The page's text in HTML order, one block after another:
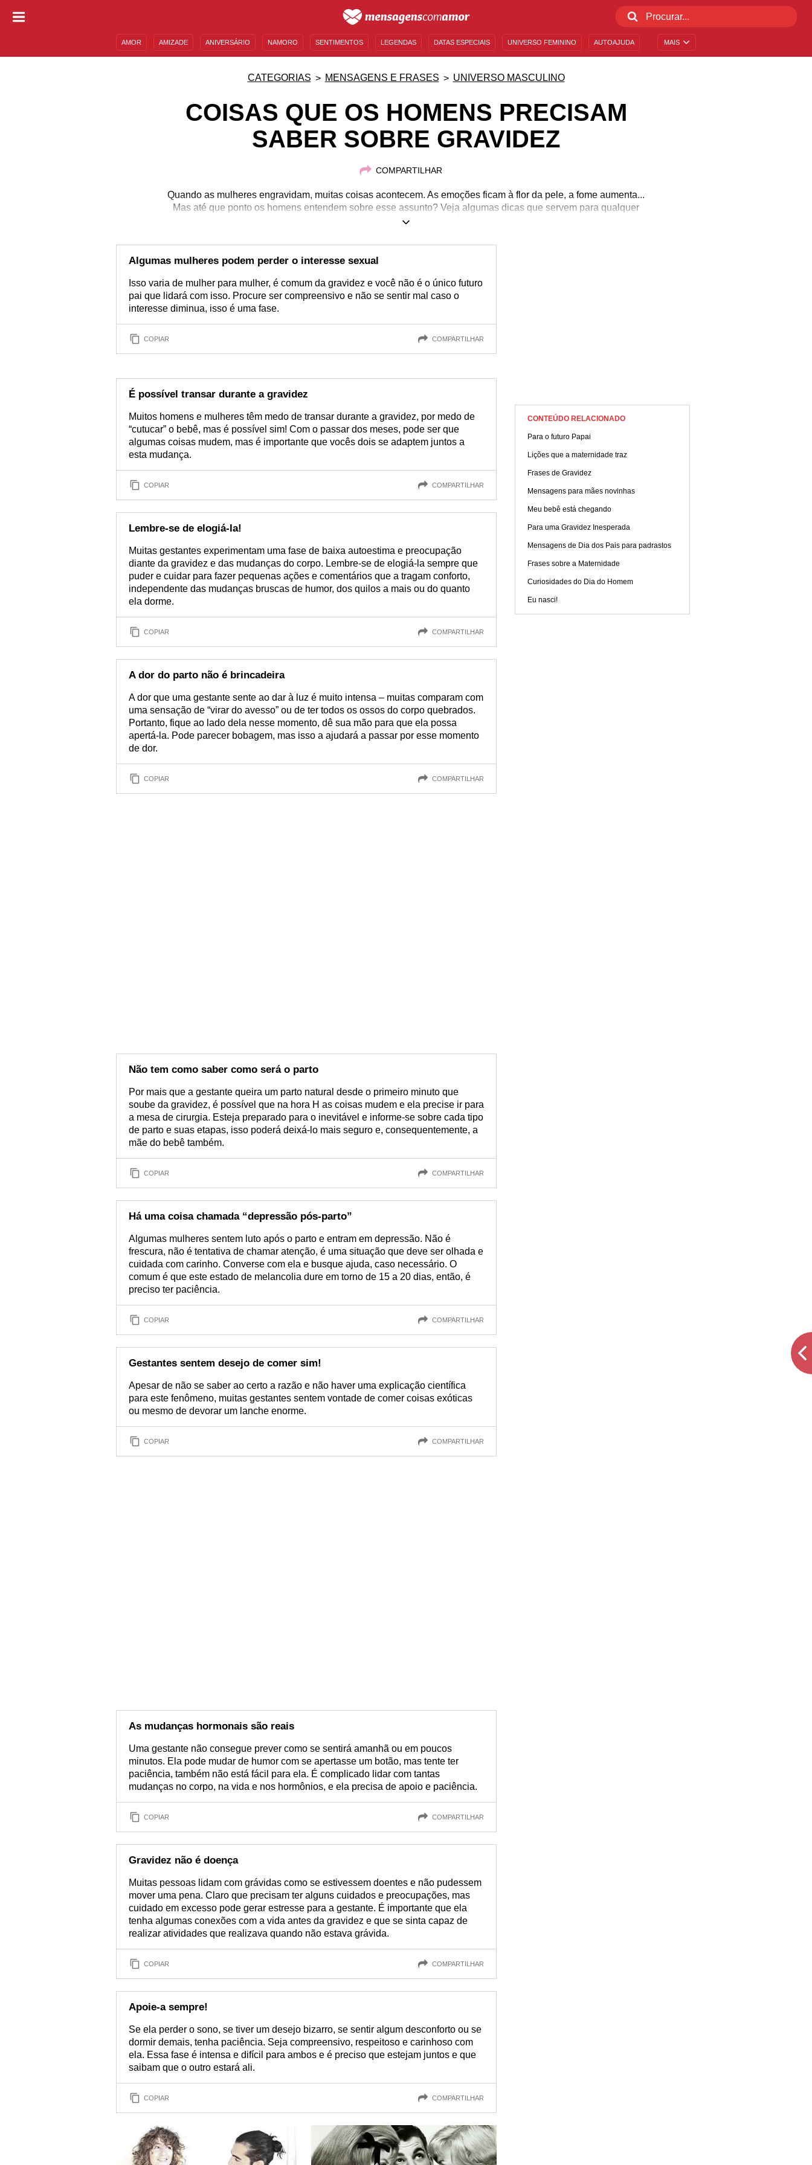
MAIS
AMOR AMIZADE ANIVERSÁRIO NAMORO SENTIMENTOS LEGENDAS DATAS ESPECIAIS UNIVERSO FEMININO AUTOAJUDA
CATEGORIAS MENSAGENS E FRASES UNIVERSO MASCULINO
COISAS QUE OS HOMENS PRECISAM
SABER SOBRE GRAVIDEZ
COMPARTILHAR
Quando as mulheres engravidam, muitas coisas acontecem. As emoções ficam à flor da pele, a fome aumenta...
Mas até que ponto os homens entendem sobre esse assunto? Veja algumas dicas que servem para qualquer
casal que espera um bebê.
Algumas mulheres podem perder o interesse sexual
Isso varia de mulher para mulher, é comum da gravidez e você não é o único futuro
pai que lidará com isso. Procure ser compreensivo e não se sentir mal caso o
interesse diminua, isso é uma fase.
COPIAR COMPARTILHAR
É possível transar durante a gravidez
Muitos homens e mulheres têm medo de transar durante a gravidez, por medo de
“cutucar” o bebê, mas é possível sim! Com o passar dos meses, pode ser que
algumas coisas mudem, mas é importante que vocês dois se adaptem juntos a
esta mudança.
COPIAR COMPARTILHAR
Lembre-se de elogiá-la!
Muitas gestantes experimentam uma fase de baixa autoestima e preocupação
diante da gravidez e das mudanças do corpo. Lembre-se de elogiá-la sempre que
puder e cuidar para fazer pequenas ações e comentários que a tragam conforto,
independente das mudanças bruscas de humor, dos quilos a mais ou do quanto
ela dorme.
COPIAR COMPARTILHAR
A dor do parto não é brincadeira
A dor que uma gestante sente ao dar à luz é muito intensa – muitas comparam com
uma sensação de “virar do avesso” ou de ter todos os ossos do corpo quebrados.
Portanto, fique ao lado dela nesse momento, dê sua mão para que ela possa
apertá-la. Pode parecer bobagem, mas isso a ajudará a passar por esse momento
de dor.
COPIAR COMPARTILHAR
Não tem como saber como será o parto
Por mais que a gestante queira um parto natural desde o primeiro minuto que
soube da gravidez, é possível que na hora H as coisas mudem e ela precise ir para
a mesa de cirurgia. Esteja preparado para o inevitável e informe-se sobre cada tipo
de parto e suas etapas, isso poderá deixá-lo mais seguro e, consequentemente, a
mãe do bebê também.
COPIAR COMPARTILHAR
Há uma coisa chamada “depressão pós-parto”
Algumas mulheres sentem luto após o parto e entram em depressão. Não é
frescura, não é tentativa de chamar atenção, é uma situação que deve ser olhada e
cuidada com carinho. Converse com ela e busque ajuda, caso necessário. O
comum é que este estado de melancolia dure em torno de 15 a 20 dias, então, é
preciso ter paciência.
COPIAR COMPARTILHAR
Gestantes sentem desejo de comer sim!
Apesar de não se saber ao certo a razão e não haver uma explicação científica
para este fenômeno, muitas gestantes sentem vontade de comer coisas exóticas
ou mesmo de devorar um lanche enorme.
COPIAR COMPARTILHAR
As mudanças hormonais são reais
Uma gestante não consegue prever como se sentirá amanhã ou em poucos
minutos. Ela pode mudar de humor com se apertasse um botão, mas tente ter
paciência, também não está fácil para ela. É complicado lidar com tantas
mudanças no corpo, na vida e nos hormônios, e ela precisa de apoio e paciência.
COPIAR COMPARTILHAR
Gravidez não é doença
Muitas pessoas lidam com grávidas como se estivessem doentes e não pudessem
mover uma pena. Claro que precisam ter alguns cuidados e preocupações, mas
cuidado em excesso pode gerar estresse para a gestante. É importante que ela
tenha algumas conexões com a vida antes da gravidez e que se sinta capaz de
realizar atividades que realizava quando não estava grávida.
COPIAR COMPARTILHAR
Apoie-a sempre!
Se ela perder o sono, se tiver um desejo bizarro, se sentir algum desconforto ou se
dormir demais, tenha paciência. Seja compreensivo, respeitoso e carinhoso com
ela. Essa fase é intensa e difícil para ambos e é preciso que estejam juntos e que
saibam que o outro estará ali.
COPIAR COMPARTILHAR
CONTEÚDO RELACIONADO
Para o futuro Papai
Lições que a maternidade traz
Frases de Gravidez
Mensagens para mães novinhas
Meu bebê está chegando
Para uma Gravidez Inesperada
Mensagens de Dia dos Pais para padrastos
Frases sobre a Maternidade
Curiosidades do Dia do Homem
Eu nasci!